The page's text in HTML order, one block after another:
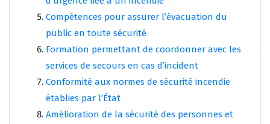
Compétences pour assurer l’évacuation du
public en toute sécurité
Formation permettant de coordonner avec les
services de secours en cas d’incident
Conformité aux normes de sécurité incendie
établies par l’État
Amélioration de la sécurité des personnes et